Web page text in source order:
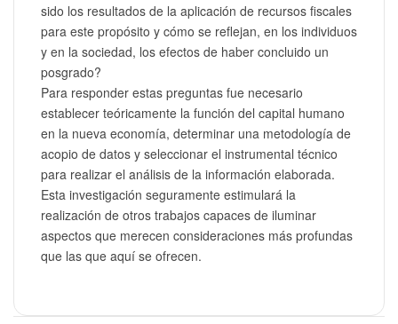
sido los resultados de la aplicación de recursos fiscales
para este propósito y cómo se reflejan, en los individuos
y en la sociedad, los efectos de haber concluido un
posgrado?
Para responder estas preguntas fue necesario
establecer teóricamente la función del capital humano
en la nueva economía, determinar una metodología de
acopio de datos y seleccionar el instrumental técnico
para realizar el análisis de la información elaborada.
Esta investigación seguramente estimulará la
realización de otros trabajos capaces de iluminar
aspectos que merecen consideraciones más profundas
que las que aquí se ofrecen.